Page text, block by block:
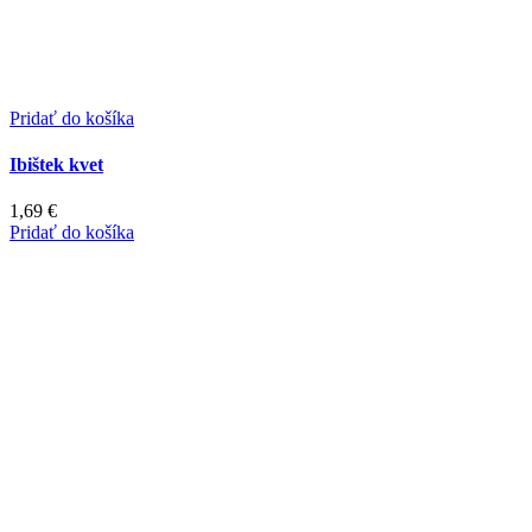
Pridať do košíka
Ibištek kvet
1,69 €
Pridať do košíka